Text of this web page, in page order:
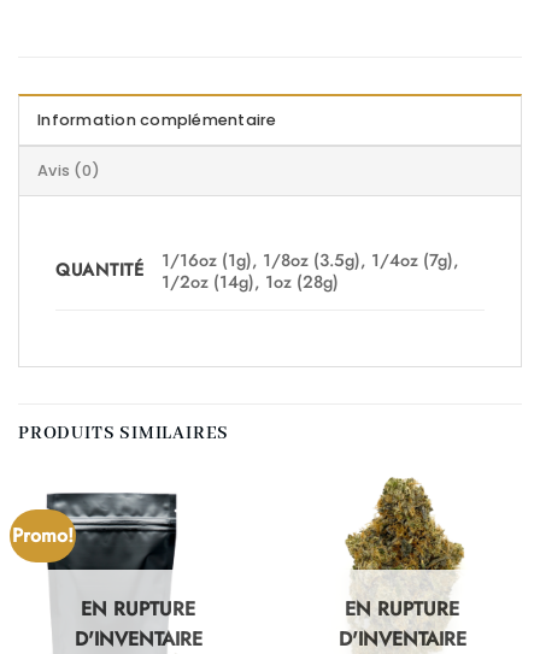
Information complémentaire
Avis (0)
QUANTITÉ
1/16oz (1g), 1/8oz (3.5g), 1/4oz (7g),
1/2oz (14g), 1oz (28g)
PRODUITS SIMILAIRES
Promo!
EN RUPTURE
D'INVENTAIRE
EN RUPTURE
D'INVENTAIRE